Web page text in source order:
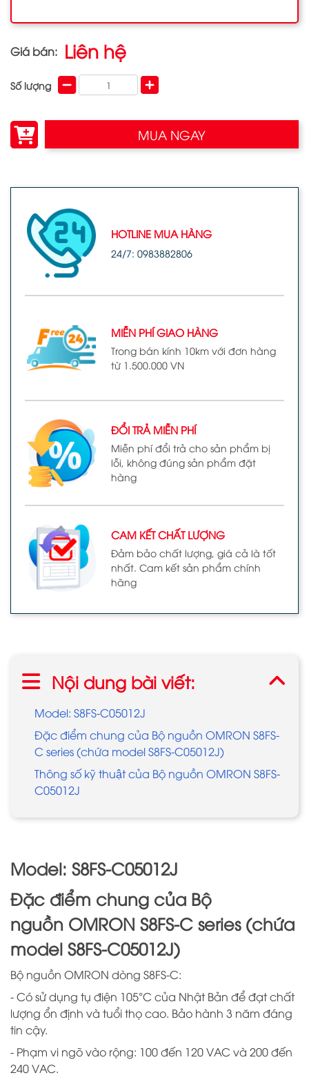
Giá bán: Liên hệ
Số lượng
MUA NGAY
HOTLINE MUA HÀNG
24/7: 0983882806
MIỄN PHÍ GIAO HÀNG
Trong bán kính 10km với đơn hàng
từ 1.500.000 VN
ĐỔI TRẢ MIỄN PHÍ
Miễn phí đổi trả cho sản phẩm bị
lỗi, không đúng sản phẩm đặt
hàng
CAM KẾT CHẤT LƯỢNG
Đảm bảo chất lượng, giá cả là tốt
nhất. Cam kết sản phẩm chính
hãng
Nội dung bài viết:
Model: S8FS-C05012J
Đặc điểm chung của Bộ nguồn OMRON S8FS-
C series (chứa model S8FS-C05012J)
Thông số kỹ thuật của Bộ nguồn OMRON S8FS-
C05012J
Model: S8FS-C05012J
Đặc điểm chung của Bộ
nguồn OMRON S8FS-C series (chứa
model S8FS-C05012J)
Bộ nguồn OMRON dòng S8FS-C:
- Có sử dụng tụ điện 105°C của Nhật Bản để đạt chất
lượng ổn định và tuổi thọ cao. Bảo hành 3 năm đáng
tin cậy.
- Phạm vi ngõ vào rộng: 100 đến 120 VAC và 200 đến
240 VAC.